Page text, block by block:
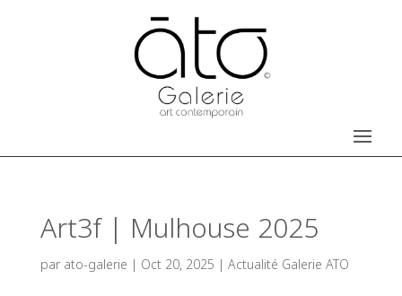
Art3f | Mulhouse 2025
par ato-galerie | Oct 20, 2025 | Actualité Galerie ATO